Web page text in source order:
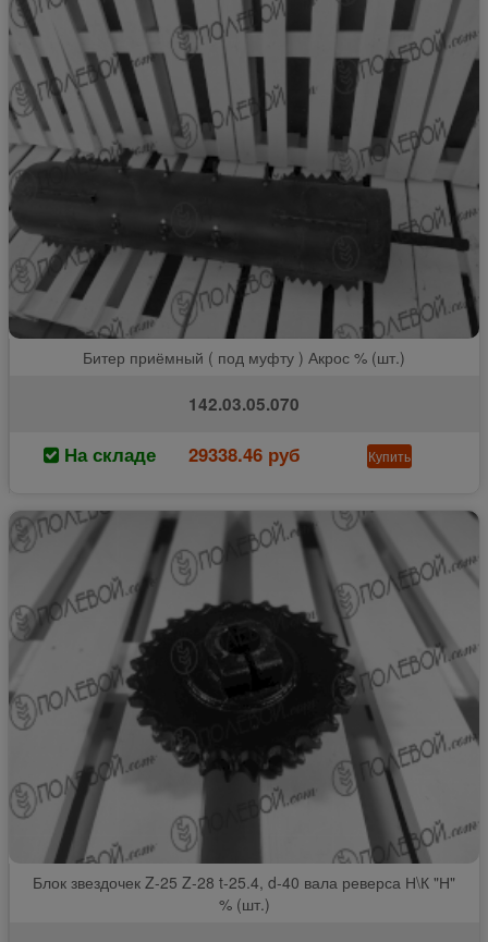
Битер приёмный ( под муфту ) Акрос % (шт.)
142.03.05.070
На складе 29338.46 руб Купить
Блок звездочек Z-25 Z-28 t-25.4, d-40 вала реверса Н\К "Н"
% (шт.)